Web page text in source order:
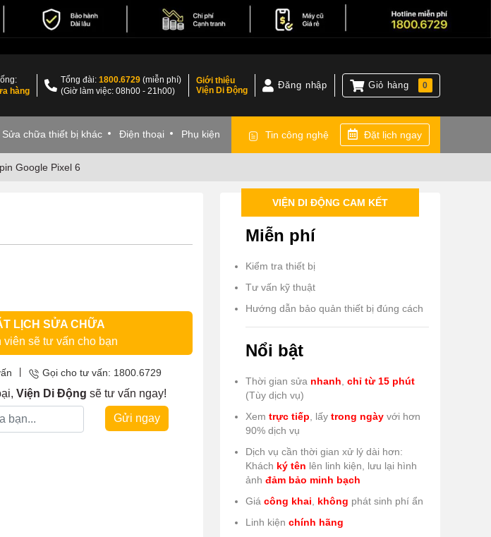
hàng
Tổng đài:1800.6729 (miễn phí)
(Giờ làm việc: 08h00 - 21h00)
Giới thiệu
Viện Di Động
Đăng nhập Giỏ hàng 0
Sửa chữa thiết bị khác Điện thoại Phụ kiện Tin công nghệ Đặt lịch ngay
Google Pixel 6
LỊCH SỬA CHỮA
viên sẽ tư vấn cho bạn
Gọi cho tư vấn: 1800.6729
Viện Di Động sẽ tư vấn ngay!
Gửi ngay
VIỆN DI ĐỘNG CAM KẾT
Miễn phí
Kiểm tra thiết bị
Tư vấn kỹ thuật
Hướng dẫn bảo quản thiết bị đúng cách
Nổi bật
Thời gian sửa nhanh chỉ từ 15 phút
(Tùy dịch vụ)
Xem trực tiếp , lấy trong ngày với hơn
90% dịch vụ
Dịch vụ cần thời gian xử lý dài hơn:
Khách ký tên lên linh kiện, lưu lại hình
ảnh đảm bảo minh bạch
Giá công khai không phát sinh phí ẩn
Linh kiện chính hãng